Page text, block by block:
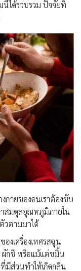
ได้รวบรวม ปัจจัยที่
งกายของคนเราต้องขับ
าสมดุลอุณหภูมิภายใน
วตามมาได้
งเครื่องเทศรสฉุน
ผักชี หรือแม้แต่ขมิ้น
มีส่วนทำให้เกิดกลิ่น